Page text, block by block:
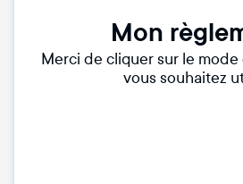
Mon
Merci de cliquer sur le
vous souhaitez